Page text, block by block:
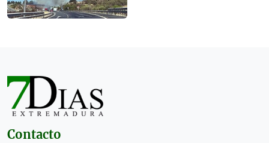
Contacto